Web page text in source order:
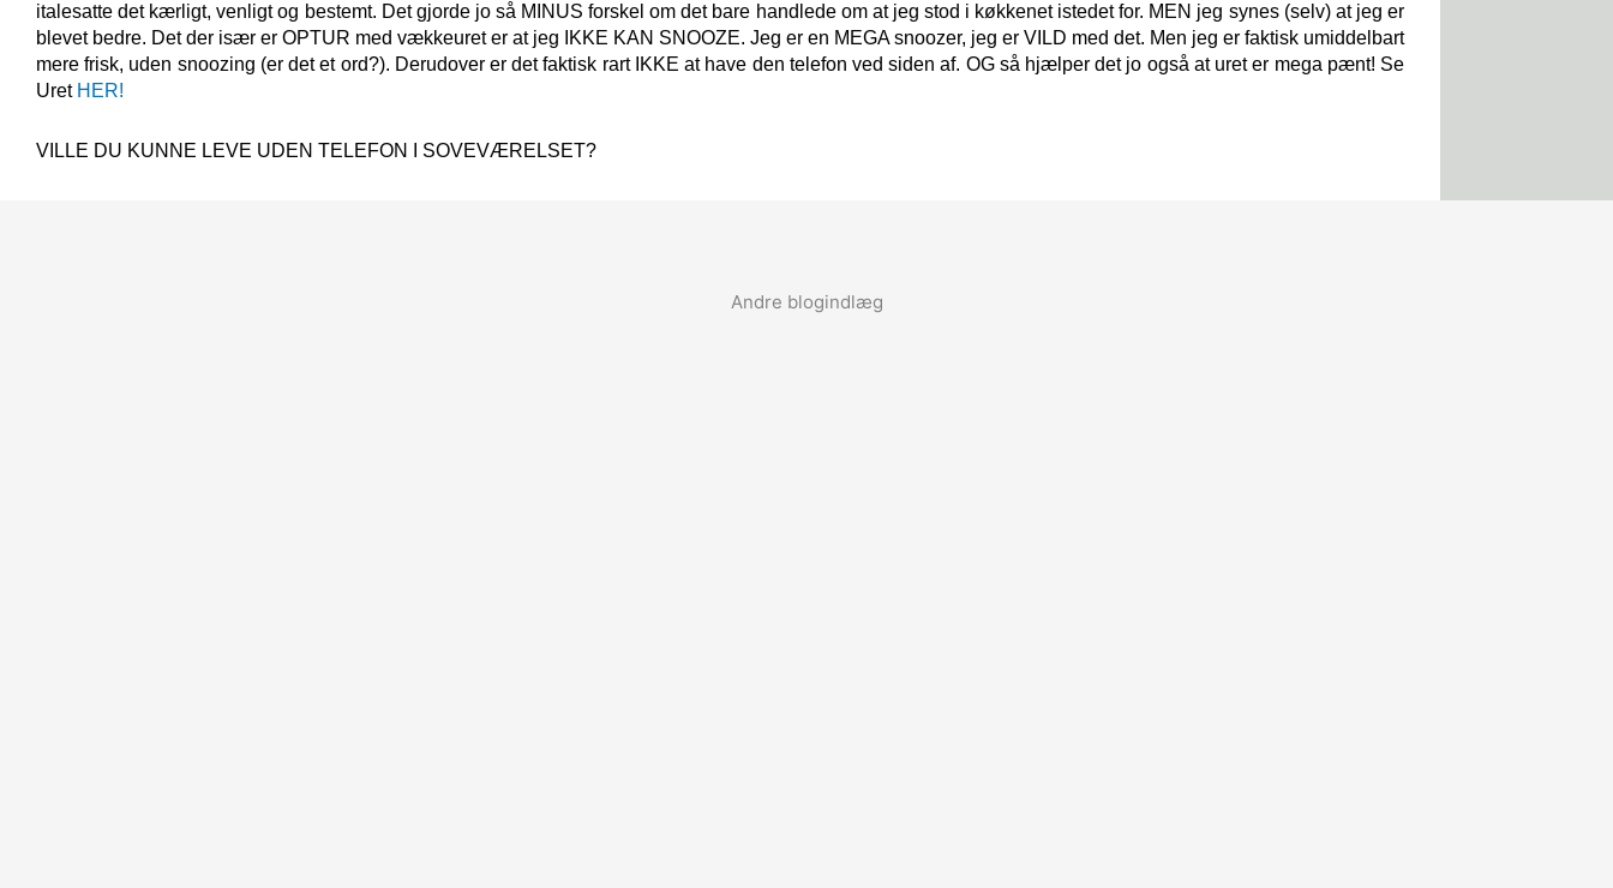
italesatte det kærligt, venligt og bestemt. Det gjorde jo så MINUS forskel om det bare handlede om at jeg stod i køkkenet istedet for. MEN jeg synes (selv) at jeg er
blevet bedre. Det der især er OPTUR med vækkeuret er at jeg IKKE KAN SNOOZE. Jeg er en MEGA snoozer, jeg er VILD med det. Men jeg er faktisk umiddelbart
mere frisk, uden snoozing (er det et ord?). Derudover er det faktisk rart IKKE at have den telefon ved siden af. OG så hjælper det jo også at uret er mega pænt! Se
Uret HER!
VILLE DU KUNNE LEVE UDEN TELEFON I SOVEVÆRELSET?
Andre blogindlæg